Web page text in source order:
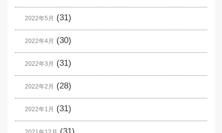
2022年5月 (31)
2022年4月 (30)
2022年3月 (31)
2022年2月 (28)
2022年1月 (31)